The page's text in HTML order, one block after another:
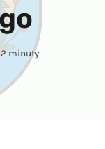
minuty